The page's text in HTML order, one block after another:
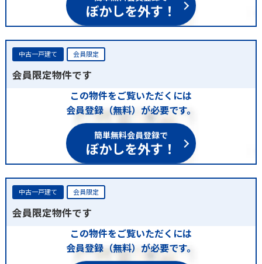
ぼかしを外す！
中古一戸建て 会員限定
会員限定物件です
この物件をご覧いただくには
会員登録（無料）が必要です。
簡単無料会員登録で
ぼかしを外す！
中古一戸建て 会員限定
会員限定物件です
この物件をご覧いただくには
会員登録（無料）が必要です。